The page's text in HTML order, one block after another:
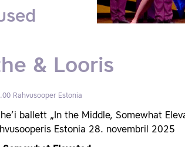
& Looris
Rahvusooper Estonia
ballett „In the Middle, Somewhat
Estonia 28. novembril 2025